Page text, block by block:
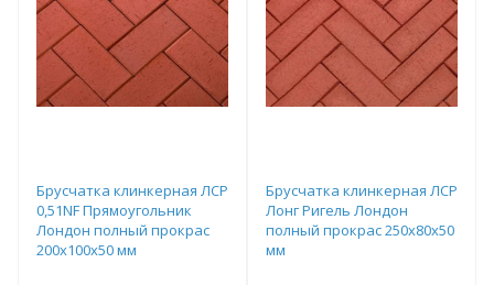
Брусчатка клинкерная ЛСР
0,51NF Прямоугольник
Лондон полный прокрас
200х100х50 мм
Брусчатка клинкерная ЛСР
Лонг Ригель Лондон
полный прокрас 250х80х50
мм